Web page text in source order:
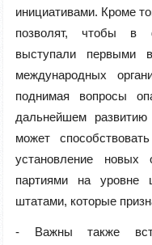
инициативами. Кроме
позволят, чтобы в
выступали первыми
международных
поднимая вопросы
дальнейшем
может
установление новых
партиями на
штатами, которые
- Важны также